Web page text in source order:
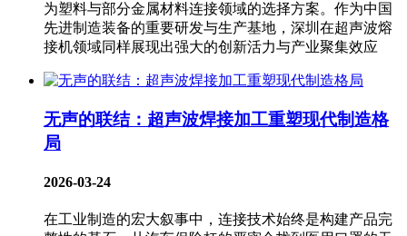
为塑料与部分金属材料连接领域的选择方案。作为中国
先进制造装备的重要研发与生产基地，深圳在超声波熔
接机​领域同样展现出强大的创新活力与产业聚集效应
无声的联结：超声波焊接加工重塑现代制造格
局
2026-03-24
在工业制造的宏大叙事中，连接技术始终是构建产品完